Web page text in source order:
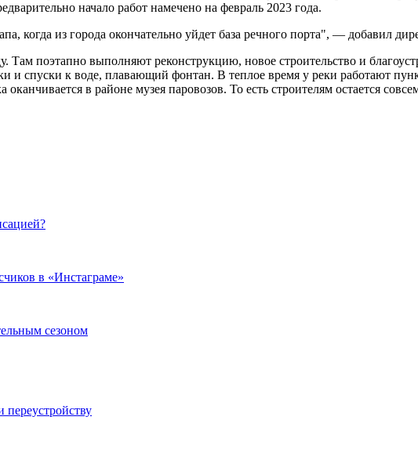
начало работ намечено на февраль 2023 года.
когда из города окончательно уйдет база речного порта", — добавил
поэтапно выполняют реконструкцию, новое строительство и
и спуски к воде, плавающий фонтан. В теплое время у реки работают
в районе музея паровозов. То есть строителям остается
в «Инстаграме»
сезоном